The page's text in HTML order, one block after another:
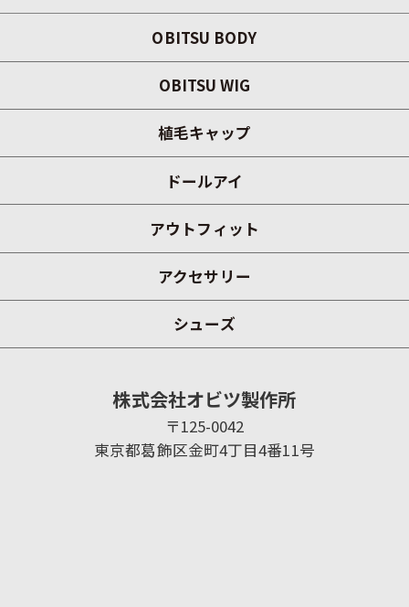
OBITSU BODY
OBITSU WIG
植毛キャップ
ドールアイ
アウトフィット
アクセサリー
シューズ
株式会社オビツ製作所
〒125-0042
東京都葛飾区金町4丁目4番11号